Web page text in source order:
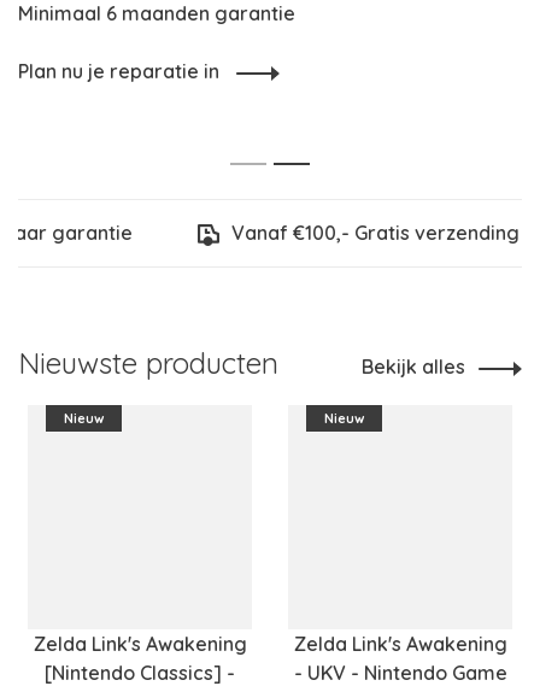
Minimaal 6 maanden garantie
Plan nu je reparatie in
garantie Vanaf €100,- Gratis verzending
Nieuwste producten Bekijk alles
Nieuw
Zelda Link's Awakening
[Nintendo Classics] -
Nieuw
Zelda Link's Awakening
- UKV - Nintendo Game